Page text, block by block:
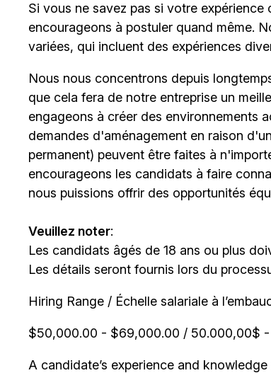
Si vous ne savez pas si votre
encourageons à postuler quand même.
variées, qui incluent des expériences
Nous nous concentrons depuis
que cela fera de notre entreprise un
engageons à créer des environnements
demandes d'aménagement en raison
permanent) peuvent être faites à
encourageons les candidats à faire
nous puissions offrir des opportunités
Veuillez noter:
Les candidats âgés de 18 ans ou plus
Les détails seront fournis lors du
Hiring Range / Échelle salariale à
$50,000.00 - $69,000.00 / 50.000,00$
A candidate’s experience and